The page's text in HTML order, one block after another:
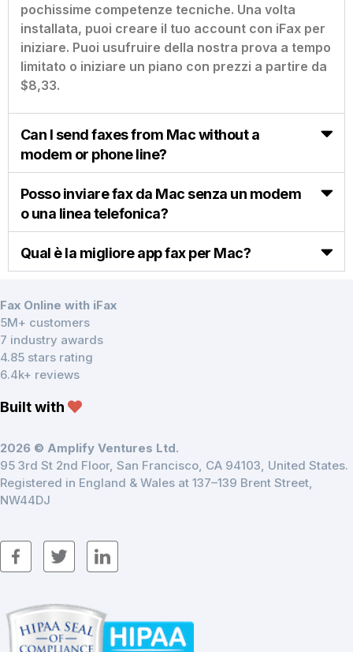
pochissime competenze tecniche. Una volta
installata, puoi creare il tuo account con iFax per
iniziare. Puoi usufruire della nostra prova a tempo
limitato o iniziare un piano con prezzi a partire da
$8,33.
Can I send faxes from Mac without a
modem or phone line?
Posso inviare fax da Mac senza un modem
o una linea telefonica?
Qual è la migliore app fax per Mac?
Fax Online with iFax
5M+ customers
7 industry awards
4.85 stars rating
6.4k+ reviews
Built with
2026 © Amplify Ventures Ltd.
95 3rd St 2nd Floor, San Francisco, CA 94103, United States.
Registered in England & Wales at 137–139 Brent Street,
NW44DJ